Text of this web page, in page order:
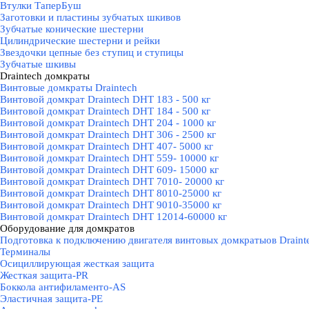
Втулки ТаперБуш
Заготовки и пластины зубчатых шкивов
Зубчатые конические шестерни
Цилиндрические шестерни и рейки
Звездочки цепные без ступиц и ступицы
Зубчатые шкивы
Draintech домкраты
Винтовые домкраты Draintech
Винтовой домкрат Draintech DHT 183 - 500 кг
Винтовой домкрат Draintech DHT 184 - 500 кг
Винтовой домкрат Draintech DHT 204 - 1000 кг
Винтовой домкрат Draintech DHT 306 - 2500 кг
Винтовой домкрат Draintech DHT 407- 5000 кг
Винтовой домкрат Draintech DHT 559- 10000 кг
Винтовой домкрат Draintech DHT 609- 15000 кг
Винтовой домкрат Draintech DHT 7010- 20000 кг
Винтовой домкрат Draintech DHT 8010-25000 кг
Винтовой домкрат Draintech DHT 9010-35000 кг
Винтовой домкрат Draintech DHT 12014-60000 кг
Оборудование для домкратов
Подготовка к подключению двигателя винтовых домкратыов
Терминалы
Осициллирующая жесткая защита
Жесткая защита-PR
Боккола антифиламенто-AS
Эластичная защита-PE